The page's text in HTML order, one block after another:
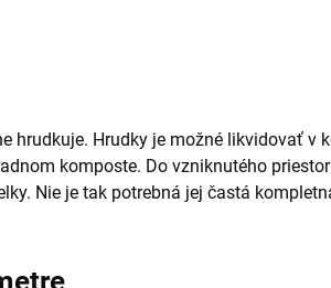
hrudkuje. Hrudky je možné likvidovať v
komposte. Do vzniknutého
Nie je tak potrebná jej častá